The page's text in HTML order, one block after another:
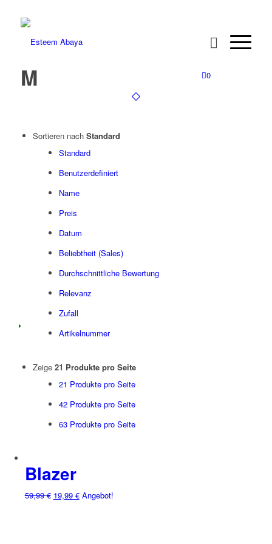
0
M
Sortieren nach Standard
Standard
Benutzerdefiniert
Name
Preis
Datum
Beliebtheit (Sales)
Durchschnittliche Bewertung
Relevanz
Zufall
Artikelnummer
Zeige 21 Produkte pro Seite
21 Produkte pro Seite
42 Produkte pro Seite
63 Produkte pro Seite
Blazer
59,99€ 19,99 € Angebot!